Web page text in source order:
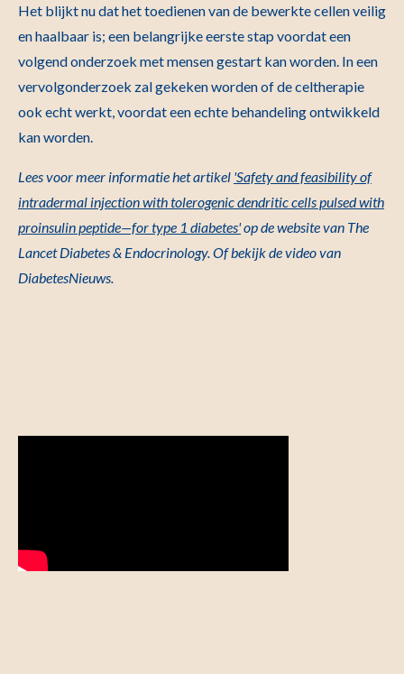
Het blijkt nu dat het toedienen van de bewerkte cellen veilig
en haalbaar is; een belangrijke eerste stap voordat een
volgend onderzoek met mensen gestart kan worden. In een
vervolgonderzoek zal gekeken worden of de celtherapie
ook echt werkt, voordat een echte behandeling ontwikkeld
kan worden.
Lees voor meer informatie het artikel 'Safety and feasibility of
intradermal injection with tolerogenic dendritic cells pulsed with
proinsulin peptide—for type 1 diabetes'op de website van The
Lancet Diabetes & Endocrinology. Of bekijk de video van
DiabetesNieuws.